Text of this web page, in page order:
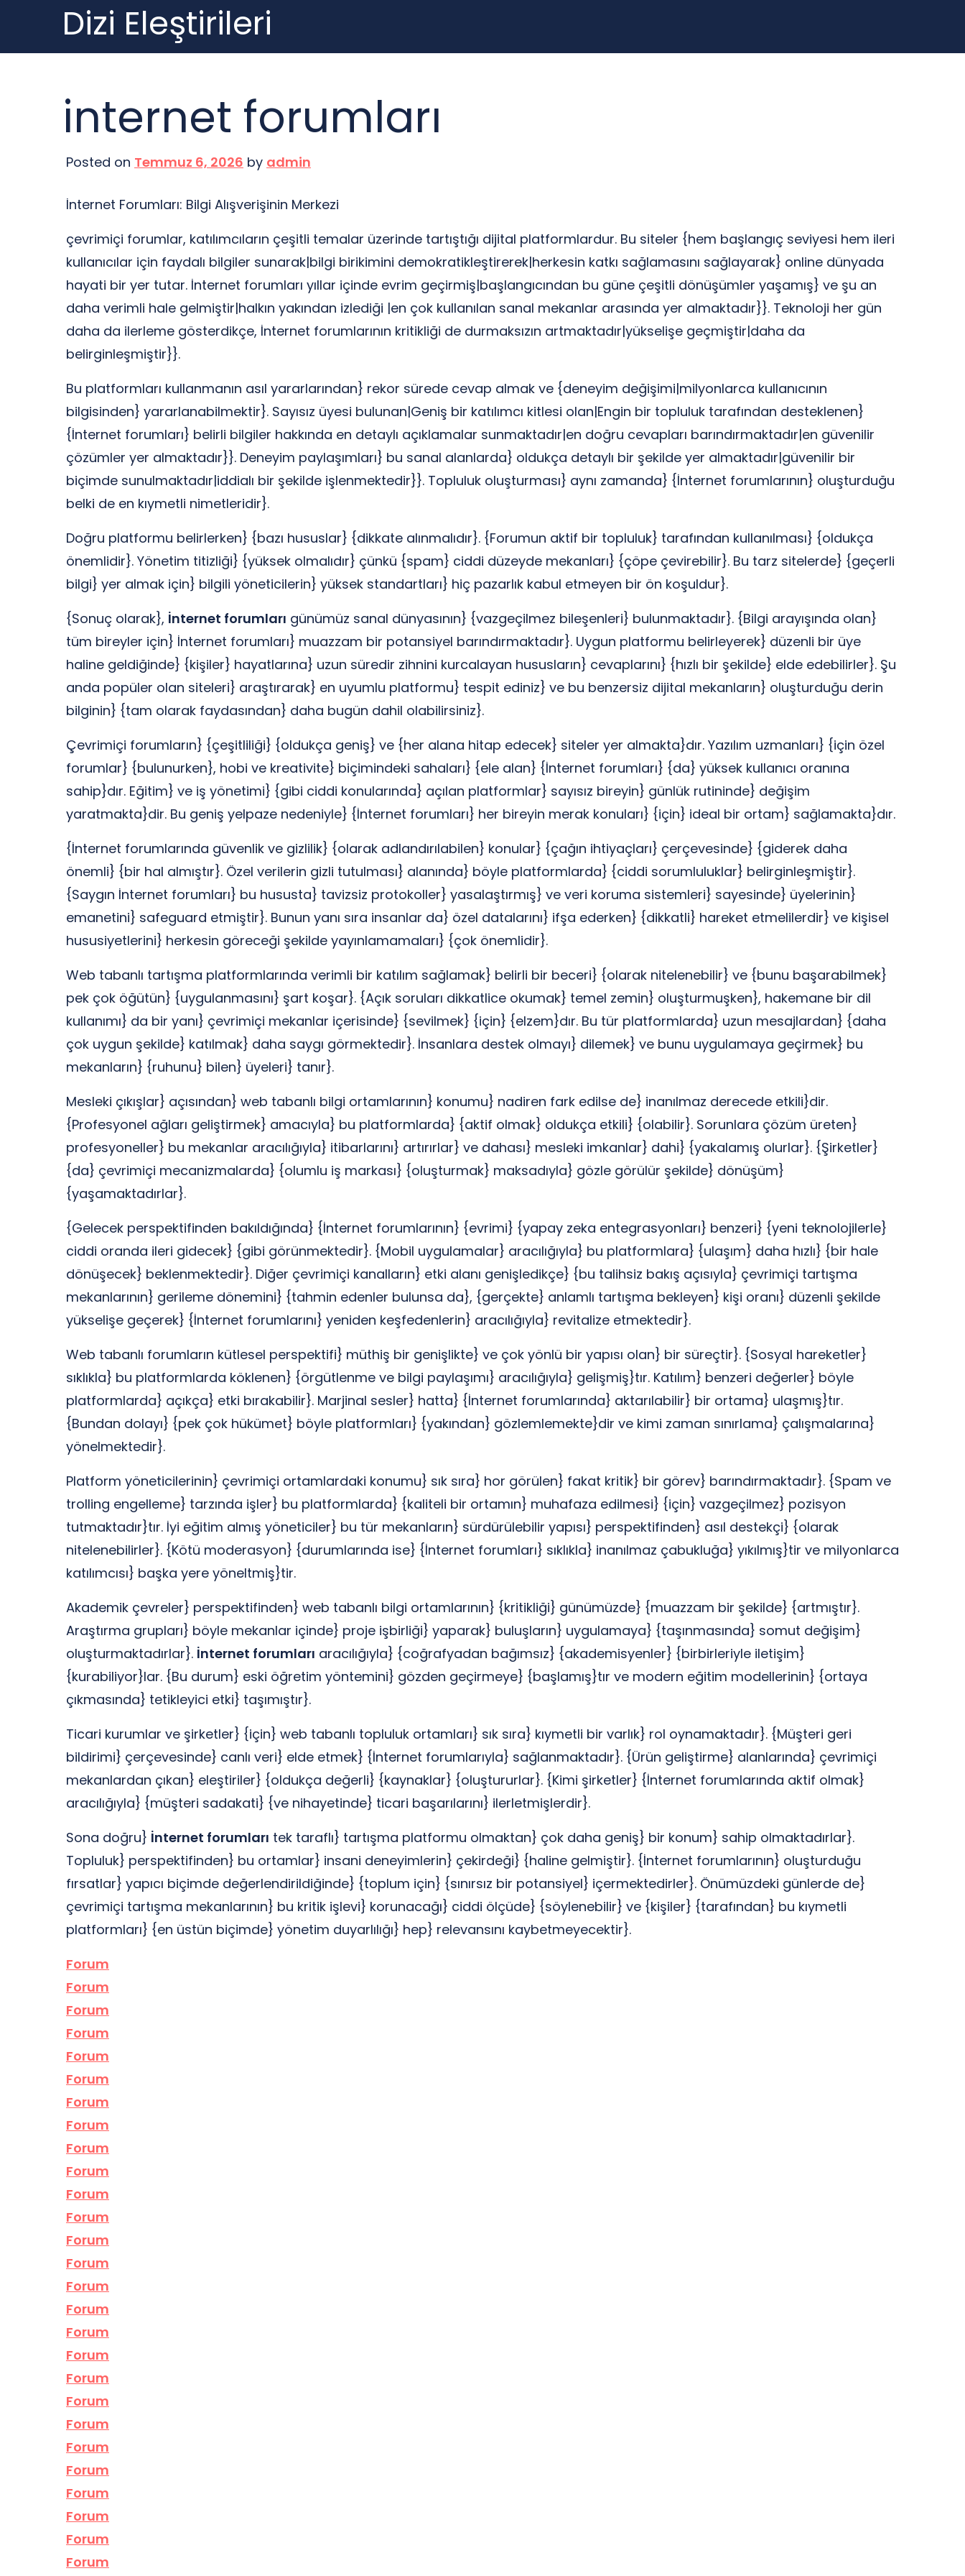
content
Dizi Eleştirileri
internet forumları
Posted on Temmuz 6, 2026 by admin
İnternet Forumları: Bilgi Alışverişinin Merkezi
çevrimiçi forumlar, katılımcıların çeşitli temalar üzerinde tartıştığı dijital platformlardur. Bu siteler {hem başlangıç seviyesi hem ileri
kullanıcılar için faydalı bilgiler sunarak|bilgi birikimini demokratikleştirerek|herkesin katkı sağlamasını sağlayarak} online dünyada
hayati bir yer tutar. İnternet forumları yıllar içinde evrim geçirmiş|başlangıcından bu güne çeşitli dönüşümler yaşamış} ve şu an
daha verimli hale gelmiştir|halkın yakından izlediği |en çok kullanılan sanal mekanlar arasında yer almaktadır}}. Teknoloji her gün
daha da ilerleme gösterdikçe, İnternet forumlarının kritikliği de durmaksızın artmaktadır|yükselişe geçmiştir|daha da
belirginleşmiştir}}.
Bu platformları kullanmanın asıl yararlarından} rekor sürede cevap almak ve {deneyim değişimi|milyonlarca kullanıcının
bilgisinden} yararlanabilmektir}. Sayısız üyesi bulunan|Geniş bir katılımcı kitlesi olan|Engin bir topluluk tarafından desteklenen}
{İnternet forumları} belirli bilgiler hakkında en detaylı açıklamalar sunmaktadır|en doğru cevapları barındırmaktadır|en güvenilir
çözümler yer almaktadır}}. Deneyim paylaşımları} bu sanal alanlarda} oldukça detaylı bir şekilde yer almaktadır|güvenilir bir
biçimde sunulmaktadır|iddialı bir şekilde işlenmektedir}}. Topluluk oluşturması} aynı zamanda} {İnternet forumlarının} oluşturduğu
belki de en kıymetli nimetleridir}.
Doğru platformu belirlerken} {bazı hususlar} {dikkate alınmalıdır}. {Forumun aktif bir topluluk} tarafından kullanılması} {oldukça
önemlidir}. Yönetim titizliği} {yüksek olmalıdır} çünkü {spam} ciddi düzeyde mekanları} {çöpe çevirebilir}. Bu tarz sitelerde} {geçerli
bilgi} yer almak için} bilgili yöneticilerin} yüksek standartları} hiç pazarlık kabul etmeyen bir ön koşuldur}.
{Sonuç olarak}, İnternet forumları günümüz sanal dünyasının} {vazgeçilmez bileşenleri} bulunmaktadır}. {Bilgi arayışında olan}
tüm bireyler için} İnternet forumları} muazzam bir potansiyel barındırmaktadır}. Uygun platformu belirleyerek} düzenli bir üye
haline geldiğinde} {kişiler} hayatlarına} uzun süredir zihnini kurcalayan hususların} cevaplarını} {hızlı bir şekilde} elde edebilirler}. Şu
anda popüler olan siteleri} araştırarak} en uyumlu platformu} tespit ediniz} ve bu benzersiz dijital mekanların} oluşturduğu derin
bilginin} {tam olarak faydasından} daha bugün dahil olabilirsiniz}.
Çevrimiçi forumların} {çeşitliliği} {oldukça geniş} ve {her alana hitap edecek} siteler yer almakta}dır. Yazılım uzmanları} {için özel
forumlar} {bulunurken}, hobi ve kreativite} biçimindeki sahaları} {ele alan} {İnternet forumları} {da} yüksek kullanıcı oranına
sahip}dır. Eğitim} ve iş yönetimi} {gibi ciddi konularında} açılan platformlar} sayısız bireyin} günlük rutininde} değişim
yaratmakta}dir. Bu geniş yelpaze nedeniyle} {İnternet forumları} her bireyin merak konuları} {için} ideal bir ortam} sağlamakta}dır.
{İnternet forumlarında güvenlik ve gizlilik} {olarak adlandırılabilen} konular} {çağın ihtiyaçları} çerçevesinde} {giderek daha
önemli} {bir hal almıştır}. Özel verilerin gizli tutulması} alanında} böyle platformlarda} {ciddi sorumluluklar} belirginleşmiştir}.
{Saygın İnternet forumları} bu hususta} tavizsiz protokoller} yasalaştırmış} ve veri koruma sistemleri} sayesinde} üyelerinin}
emanetini} safeguard etmiştir}. Bunun yanı sıra insanlar da} özel datalarını} ifşa ederken} {dikkatli} hareket etmelilerdir} ve kişisel
hususiyetlerini} herkesin göreceği şekilde yayınlamamaları} {çok önemlidir}.
Web tabanlı tartışma platformlarında verimli bir katılım sağlamak} belirli bir beceri} {olarak nitelenebilir} ve {bunu başarabilmek}
pek çok öğütün} {uygulanmasını} şart koşar}. {Açık soruları dikkatlice okumak} temel zemin} oluşturmuşken}, hakemane bir dil
kullanımı} da bir yanı} çevrimiçi mekanlar içerisinde} {sevilmek} {için} {elzem}dır. Bu tür platformlarda} uzun mesajlardan} {daha
çok uygun şekilde} katılmak} daha saygı görmektedir}. İnsanlara destek olmayı} dilemek} ve bunu uygulamaya geçirmek} bu
mekanların} {ruhunu} bilen} üyeleri} tanır}.
Mesleki çıkışlar} açısından} web tabanlı bilgi ortamlarının} konumu} nadiren fark edilse de} inanılmaz derecede etkili}dir.
{Profesyonel ağları geliştirmek} amacıyla} bu platformlarda} {aktif olmak} oldukça etkili} {olabilir}. Sorunlara çözüm üreten}
profesyoneller} bu mekanlar aracılığıyla} itibarlarını} artırırlar} ve dahası} mesleki imkanlar} dahi} {yakalamış olurlar}. {Şirketler}
{da} çevrimiçi mecanizmalarda} {olumlu iş markası} {oluşturmak} maksadıyla} gözle görülür şekilde} dönüşüm}
{yaşamaktadırlar}.
{Gelecek perspektifinden bakıldığında} {İnternet forumlarının} {evrimi} {yapay zeka entegrasyonları} benzeri} {yeni teknolojilerle}
ciddi oranda ileri gidecek} {gibi görünmektedir}. {Mobil uygulamalar} aracılığıyla} bu platformlara} {ulaşım} daha hızlı} {bir hale
dönüşecek} beklenmektedir}. Diğer çevrimiçi kanalların} etki alanı genişledikçe} {bu talihsiz bakış açısıyla} çevrimiçi tartışma
mekanlarının} gerileme dönemini} {tahmin edenler bulunsa da}, {gerçekte} anlamlı tartışma bekleyen} kişi oranı} düzenli şekilde
yükselişe geçerek} {İnternet forumlarını} yeniden keşfedenlerin} aracılığıyla} revitalize etmektedir}.
Web tabanlı forumların kütlesel perspektifi} müthiş bir genişlikte} ve çok yönlü bir yapısı olan} bir süreçtir}. {Sosyal hareketler}
sıklıkla} bu platformlarda köklenen} {örgütlenme ve bilgi paylaşımı} aracılığıyla} gelişmiş}tır. Katılım} benzeri değerler} böyle
platformlarda} açıkça} etki bırakabilir}. Marjinal sesler} hatta} {İnternet forumlarında} aktarılabilir} bir ortama} ulaşmış}tır.
{Bundan dolayı} {pek çok hükümet} böyle platformları} {yakından} gözlemlemekte}dir ve kimi zaman sınırlama} çalışmalarına}
yönelmektedir}.
Platform yöneticilerinin} çevrimiçi ortamlardaki konumu} sık sıra} hor görülen} fakat kritik} bir görev} barındırmaktadır}. {Spam ve
trolling engelleme} tarzında işler} bu platformlarda} {kaliteli bir ortamın} muhafaza edilmesi} {için} vazgeçilmez} pozisyon
tutmaktadır}tır. İyi eğitim almış yöneticiler} bu tür mekanların} sürdürülebilir yapısı} perspektifinden} asıl destekçi} {olarak
nitelenebilirler}. {Kötü moderasyon} {durumlarında ise} {İnternet forumları} sıklıkla} inanılmaz çabukluğa} yıkılmış}tir ve milyonlarca
katılımcısı} başka yere yöneltmiş}tir.
Akademik çevreler} perspektifinden} web tabanlı bilgi ortamlarının} {kritikliği} günümüzde} {muazzam bir şekilde} {artmıştır}.
Araştırma grupları} böyle mekanlar içinde} proje işbirliği} yaparak} buluşların} uygulamaya} {taşınmasında} somut değişim}
oluşturmaktadırlar}. İnternet forumları aracılığıyla} {coğrafyadan bağımsız} {akademisyenler} {birbirleriyle iletişim}
{kurabiliyor}lar. {Bu durum} eski öğretim yöntemini} gözden geçirmeye} {başlamış}tır ve modern eğitim modellerinin} {ortaya
çıkmasında} tetikleyici etki} taşımıştır}.
Ticari kurumlar ve şirketler} {için} web tabanlı topluluk ortamları} sık sıra} kıymetli bir varlık} rol oynamaktadır}. {Müşteri geri
bildirimi} çerçevesinde} canlı veri} elde etmek} {İnternet forumlarıyla} sağlanmaktadır}. {Ürün geliştirme} alanlarında} çevrimiçi
mekanlardan çıkan} eleştiriler} {oldukça değerli} {kaynaklar} {oluştururlar}. {Kimi şirketler} {İnternet forumlarında aktif olmak}
aracılığıyla} {müşteri sadakati} {ve nihayetinde} ticari başarılarını} ilerletmişlerdir}.
Sona doğru} İnternet forumları tek taraflı} tartışma platformu olmaktan} çok daha geniş} bir konum} sahip olmaktadırlar}.
Topluluk} perspektifinden} bu ortamlar} insani deneyimlerin} çekirdeği} {haline gelmiştir}. {İnternet forumlarının} oluşturduğu
fırsatlar} yapıcı biçimde değerlendirildiğinde} {toplum için} {sınırsız bir potansiyel} içermektedirler}. Önümüzdeki günlerde de}
çevrimiçi tartışma mekanlarının} bu kritik işlevi} korunacağı} ciddi ölçüde} {söylenebilir} ve {kişiler} {tarafından} bu kıymetli
platformları} {en üstün biçimde} yönetim duyarlılığı} hep} relevansını kaybetmeyecektir}.
Forum
Forum
Forum
Forum
Forum
Forum
Forum
Forum
Forum
Forum
Forum
Forum
Forum
Forum
Forum
Forum
Forum
Forum
Forum
Forum
Forum
Forum
Forum
Forum
Forum
Forum
Forum